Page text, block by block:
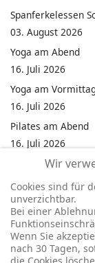
Spanferkelessen
03. August 2026
Yoga am Abend
16. Juli 2026
Yoga am
16. Juli 2026
Pilates am Abend
16. Juli 2026
Jumping Fitness
16. Juli 2026
Jumping Fitness
16. Juli 2026
Kinderfest in
16. Juli 2026
Wir
Cookies sind für
unverzichtbar.
Bei einer
Wenn Sie
nach 30 Tagen,